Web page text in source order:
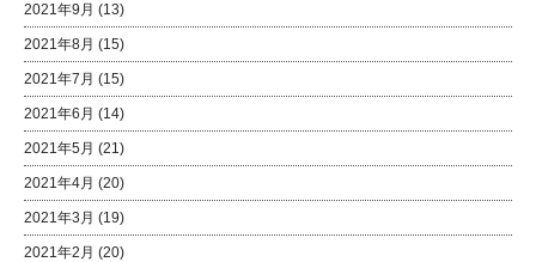
2021年9月 (13)
2021年8月 (15)
2021年7月 (15)
2021年6月 (14)
2021年5月 (21)
2021年4月 (20)
2021年3月 (19)
2021年2月 (20)